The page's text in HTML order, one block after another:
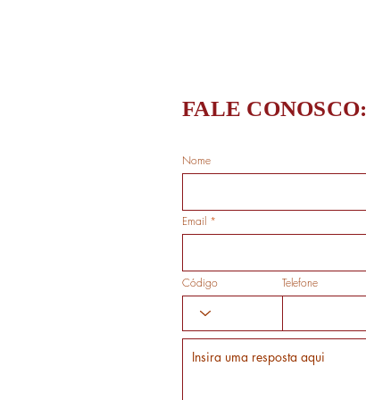
FALE CONOSCO:
Nome
Email
Código Telefone